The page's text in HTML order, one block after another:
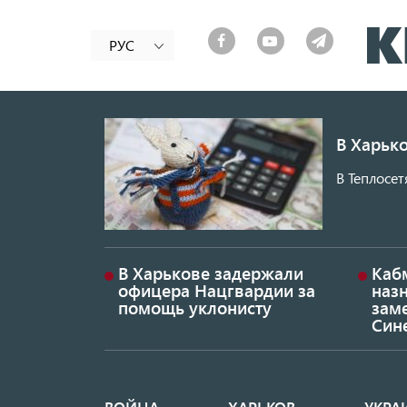
РУС
В
В
В Харькове задержали
офицера Нацгвардии за
помощь уклонисту